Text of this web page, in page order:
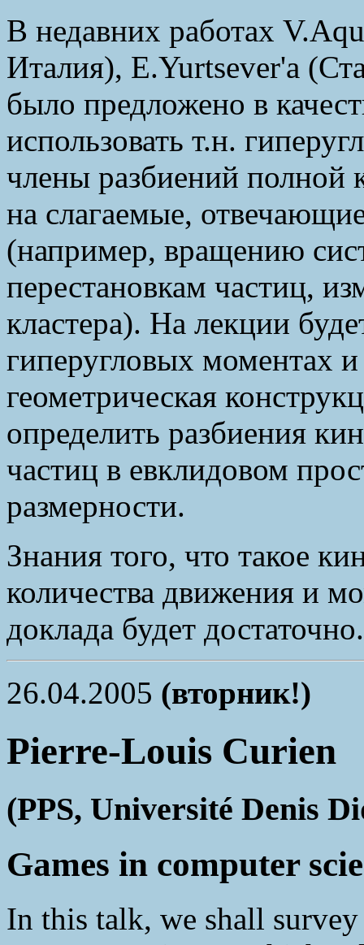
В недавних работах
Италия), E.Yurtsever'а
было предложено в
использовать т.н.
члены разбиений полной
на слагаемые,
(например, вращению
перестановкам частиц,
кластера). На лекции
гиперугловых моментах
геометрическая
определить разбиения
частиц в евклидовом
размерности.
Знания того, что такое
количества движения и
доклада будет достаточно.
26.04.2005 (вторник!)
Pierre-Louis Curien
(PPS, Université Denis
Games in computer
In this talk, we shall